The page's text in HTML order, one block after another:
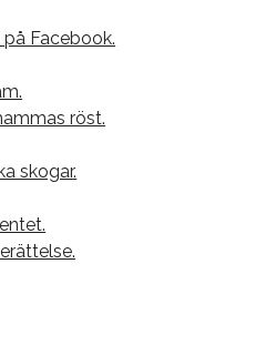
Facebook.
röst.
skogar.